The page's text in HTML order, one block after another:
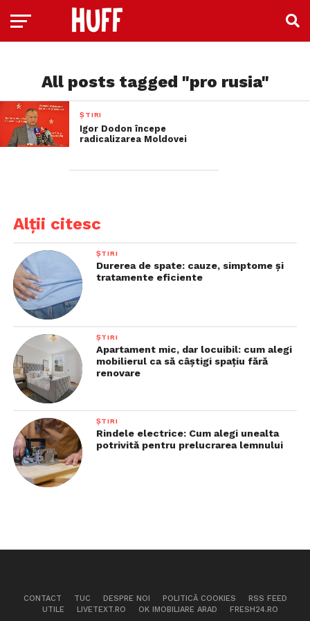
All posts tagged "pro rusia"
ȘTIRI
Igor Dodon începe
radicalizarea Moldovei
Alții citesc
ȘTIRI
Durerea de spate: cauze, simptome și
tratamente eficiente
ȘTIRI
Apartament mic, dar locuibil: cum alegi
mobilierul ca să câștigi spațiu fără
renovare
ȘTIRI
Rindele electrice: Cum alegi unealta
potrivită pentru prelucrarea lemnului
CONTACT TUC DESPRE NOI POLITICĂ COOKIES
RSS FEED
UTILE
LIVETEXT.RO OK IMOBILIARE ARAD FRESH24.RO